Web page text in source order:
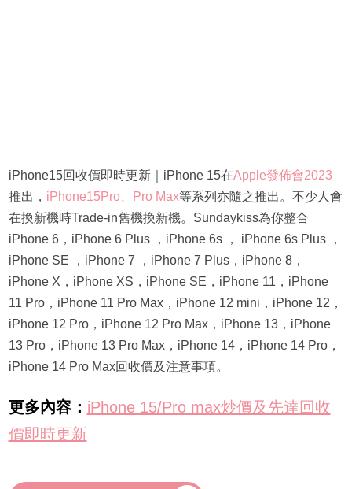
iPhone15回收價即時更新｜iPhone 15在Apple發佈會2023
推出， iPhone15Pro、Pro Max等系列亦隨之推出。不少人會
在換新機時Trade-in舊機換新機。Sundaykiss為你整合
iPhone 6，iPhone 6 Plus ，iPhone 6s ， iPhone 6s Plus ，
iPhone SE ，iPhone 7 ，iPhone 7 Plus，iPhone 8，
iPhone X，iPhone XS，iPhone SE，iPhone 11，iPhone
11 Pro，iPhone 11 Pro Max，iPhone 12 mini，iPhone 12，
iPhone 12 Pro，iPhone 12 Pro Max，iPhone 13，iPhone
13 Pro，iPhone 13 Pro Max，iPhone 14，iPhone 14 Pro，
iPhone 14 Pro Max回收價及注意事項。
更多內容： iPhone 15/Pro max炒價及先達回收
價即時更新